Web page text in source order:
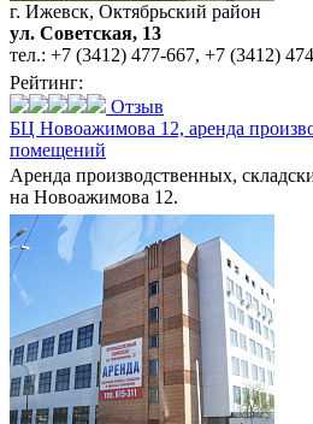
г. Ижевск, Октябрьский район
ул. Советская, 13
тел.: +7 (3412) 477-667, +7 (3412)
Рейтинг:
Отзыв
БЦ Новоажимова 12, аренда
помещений
Аренда производственных,
на Новоажимова 12.